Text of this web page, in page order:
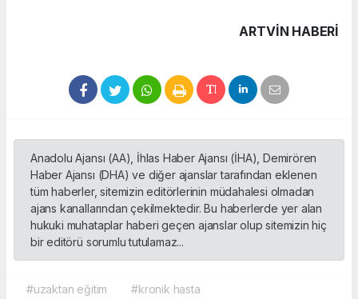
ARTVIN HABERİ
Anadolu Ajansı (AA), İhlas Haber Ajansı (İHA), Demirören
Haber Ajansı (DHA) ve diğer ajanslar tarafından eklenen
tüm haberler, sitemizin editörlerinin müdahalesi olmadan
ajans kanallarından çekilmektedir. Bu haberlerde yer alan
hukuki muhataplar haberi geçen ajanslar olup sitemizin hiç
bir editörü sorumlu tutulamaz...
#uzaktan eğitim #kronik hasta